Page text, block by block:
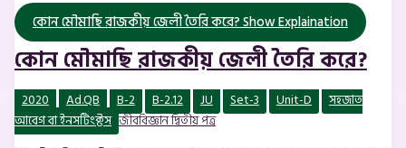
কোন মৌমাছি রাজকীয় জেলী তৈরি করে?Show Explaination
কোন মৌমাছি রাজকীয় জেলী তৈরি করে?
2020 Ad.QB B-2 B-2.12 JU Set-3 Unit-D
সহজাত
আবেগ বা ইনসটিংক্টস জীববিজ্ঞান দ্বিতীয় পত্র